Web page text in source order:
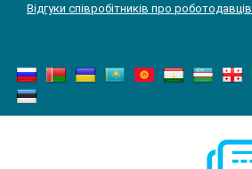
Відгуки співробітників про роботодавців